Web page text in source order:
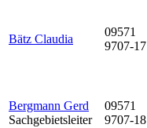
Bätz Claudia
09571
9707-17
Bergmann Gerd
Sachgebietsleiter
09571
9707-18